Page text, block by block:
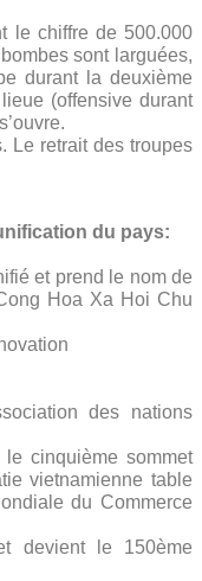
le chiffre de 500.000
sont larguées,
durant la deuxième
(offensive durant
Le retrait des troupes
du pays:
et prend le nom de
Hoa Xa Hoi Chu
des nations
cinquième sommet
vietnamienne table
du Commerce
devient le 150ème